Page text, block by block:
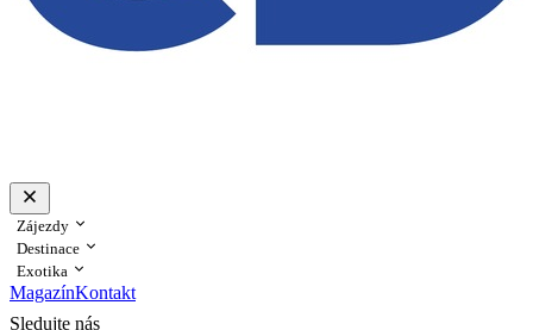
Zájezdy
Destinace
Exotika
MagazínKontakt
Sledujte nás